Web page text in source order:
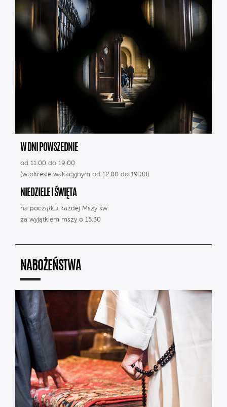
W DNI POWSZEDNIE
od 11.00 do 19.00
(w okresie wakacyjnym od 12.00 do 19.00)
NIEDZIELE I ŚWIĘTA
na początku każdej Mszy św.
za wyjątkiem mszy o 15.30
NABOŻEŃSTWA